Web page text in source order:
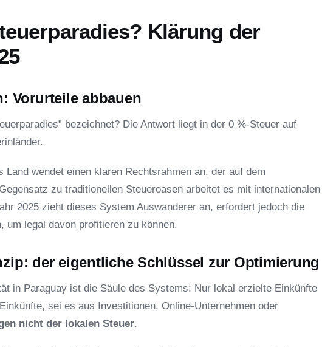
Klärung der
Vorurteile abbauen
bezeichnet? Die Antwort liegt in der 0 %-Steuer auf
Land wendet einen klaren Rechtsrahmen an, der auf dem
zu traditionellen Steueroasen arbeitet es mit internationalen
2025 zieht dieses System Auswanderer an, erfordert jedoch die
um legal davon profitieren zu können.
der eigentliche Schlüssel zur Optimierung
in Paraguay ist die Säule des Systems: Nur lokal erzielte Einkünfte
sei es aus Investitionen, Online-Unternehmen oder
nicht der lokalen Steuer.